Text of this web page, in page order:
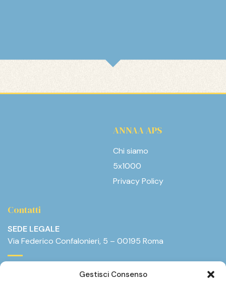
Gestisci Consenso
ANNAA APS
Chi siamo
5x1000
Privacy Policy
Contatti
SEDE LEGALE
Via Federico Confalonieri, 5 – 00195 Roma
info@annaa.it